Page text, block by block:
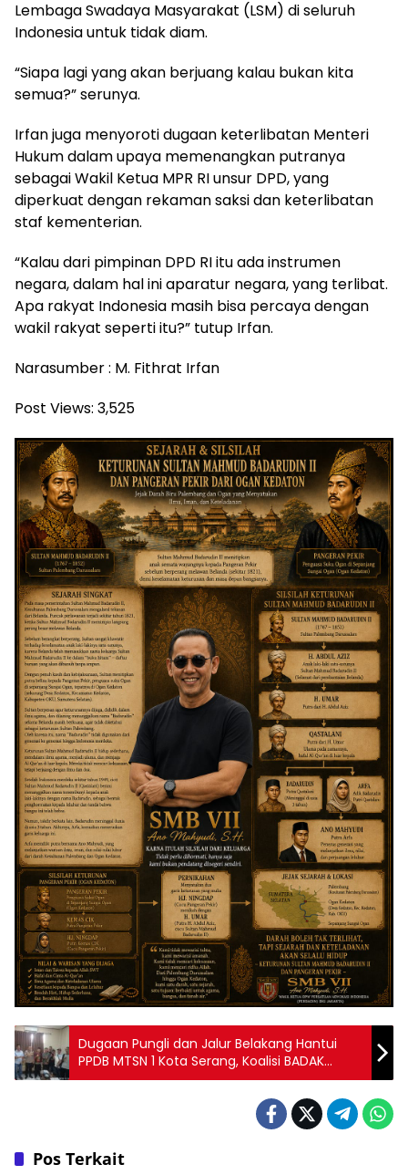
Lembaga Swadaya Masyarakat (LSM) di seluruh
Indonesia untuk tidak diam.
“Siapa lagi yang akan berjuang kalau bukan kita
semua?” serunya.
Irfan juga menyoroti dugaan keterlibatan Menteri
Hukum dalam upaya memenangkan putranya
sebagai Wakil Ketua MPR RI unsur DPD, yang
diperkuat dengan rekaman saksi dan keterlibatan
staf kementerian.
“Kalau dari pimpinan DPD RI itu ada instrumen
negara, dalam hal ini aparatur negara, yang terlibat.
Apa rakyat Indonesia masih bisa percaya dengan
wakil rakyat seperti itu?” tutup Irfan.
Narasumber : M. Fithrat Irfan
Post Views: 3,525
Dugaan Pungli dan Jalur Belakang Hantui
PPDB MTSN 1 Kota Serang, Koalisi BADAK
BERSATU Geruduk Kemenag
Pos Terkait